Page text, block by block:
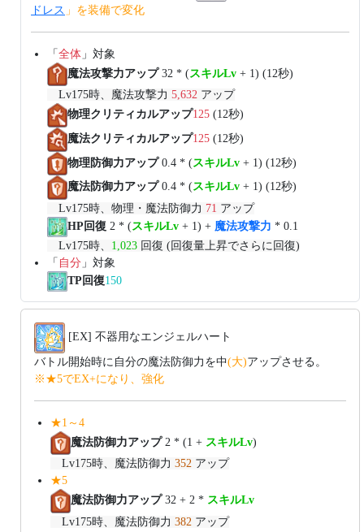
ドレス 」を装備で変化
「全体 」対象
魔法攻撃力アップ32 * (スキルLv + 1) (12秒)
Lv175時、魔法攻撃力 5,632 アップ
物理クリティカルアップ125 (12秒)
魔法クリティカルアップ125 (12秒)
物理防御力アップ0.4 * (スキルLv + 1) (12秒)
魔法防御力アップ0.4 * (スキルLv + 1) (12秒)
Lv175時、物理・魔法防御力 71 アップ
HP回復 2 * (スキルLv + 1) + 魔法攻撃力 * 0.1
Lv175時、 1,023 回復 (回復量上昇でさらに回復)
「 自分 」対象
TP回復150
[EX] 不器用なエンジェルハート
バトル開始時に自分の魔法防御力を中(大)アップさせる。
※★5でEX+になり、強化
★1～4
魔法防御力アップ2 * (1 + スキルLv)
Lv175時、魔法防御力 352 アップ
★5
魔法防御力アップ32 + 2 * スキルLv
Lv175時、魔法防御力 382 アップ